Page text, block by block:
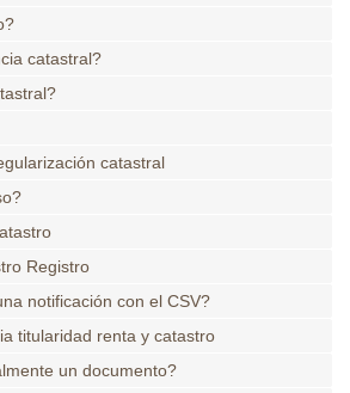
catastral?
catastral
Registro
notificación con el CSV?
titularidad renta y catastro
un documento?